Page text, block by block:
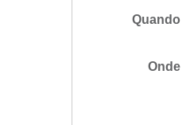
Quando
Onde